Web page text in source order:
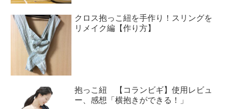
クロス抱っこ紐を手作り！スリングを
リメイク編【作り方】
抱っこ紐 【コランビギ】使用レビュ
ー、感想「横抱きができる！」